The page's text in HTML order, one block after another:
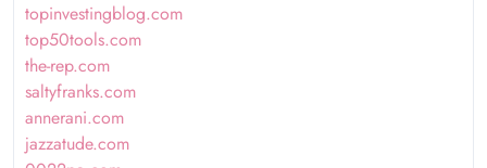
topinvestingblog.com
top50tools.com
the-rep.com
saltyfranks.com
annerani.com
jazzatude.com